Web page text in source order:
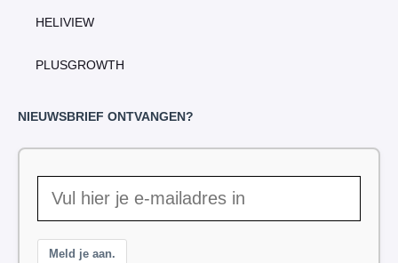
HELIVIEW
PLUSGROWTH
NIEUWSBRIEF ONTVANGEN?
Meld je aan.